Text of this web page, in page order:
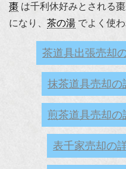
棗 は千利休好みとされる
になり、 茶の湯 でよく使
茶道具出張売却
抹茶道具売却の
煎茶道具売却の
表千家売却の